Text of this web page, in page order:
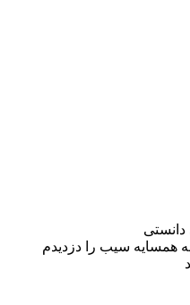
همسایه سیب را دزدیدم